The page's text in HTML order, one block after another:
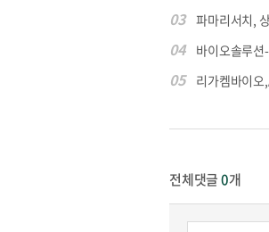
03 파마리서치,
04 바이오솔루
05 리가켐바이
전체댓글0개